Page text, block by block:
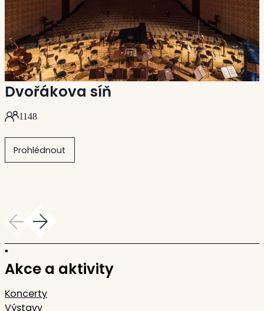
Dvořákova síň
1148
Prohlédnout
Další
Akce a aktivity
Koncerty
Výstavy